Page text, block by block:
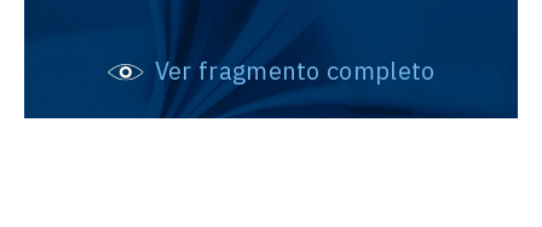
Ver fragmento completo